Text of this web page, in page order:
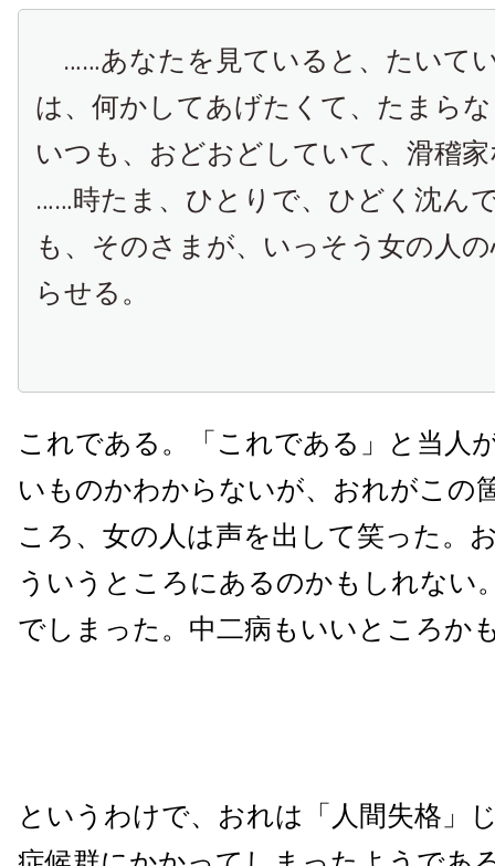
……あなたを見ていると、たいて
は、何かしてあげたくて、たまら
いつも、おどおどしていて、滑稽
……時たま、ひとりで、ひどく沈ん
も、そのさまが、いっそう女の人
らせる。
これである。「これである」と当人
いものかわからないが、おれがこの
ころ、女の人は声を出して笑った。
ういうところにあるのかもしれない
でしまった。中二病もいいところか
というわけで、おれは「人間失格」